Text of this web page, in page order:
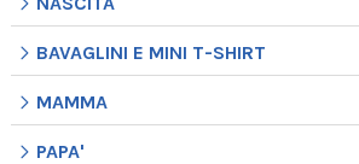
BAVAGLINI E MINI T-SHIRT
MAMMA
PAPA'